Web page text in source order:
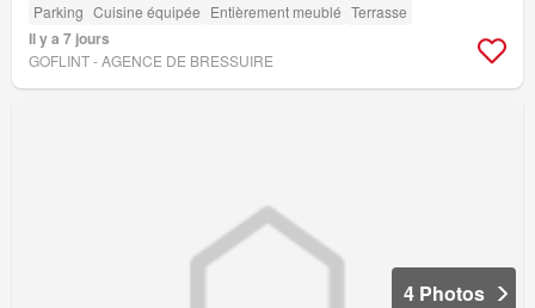
Parking Cuisine équipée Entièrement meublé Terrasse
Il y a 7 jours
GOFLINT - AGENCE DE BRESSUIRE
4 Photos